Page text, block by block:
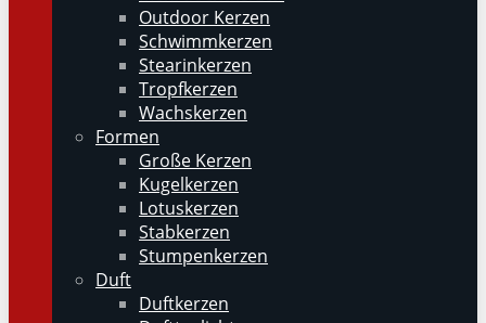
Outdoor Kerzen
Schwimmkerzen
Stearinkerzen
Tropfkerzen
Wachskerzen
Formen
Große Kerzen
Kugelkerzen
Lotuskerzen
Stabkerzen
Stumpenkerzen
Duft
Duftkerzen